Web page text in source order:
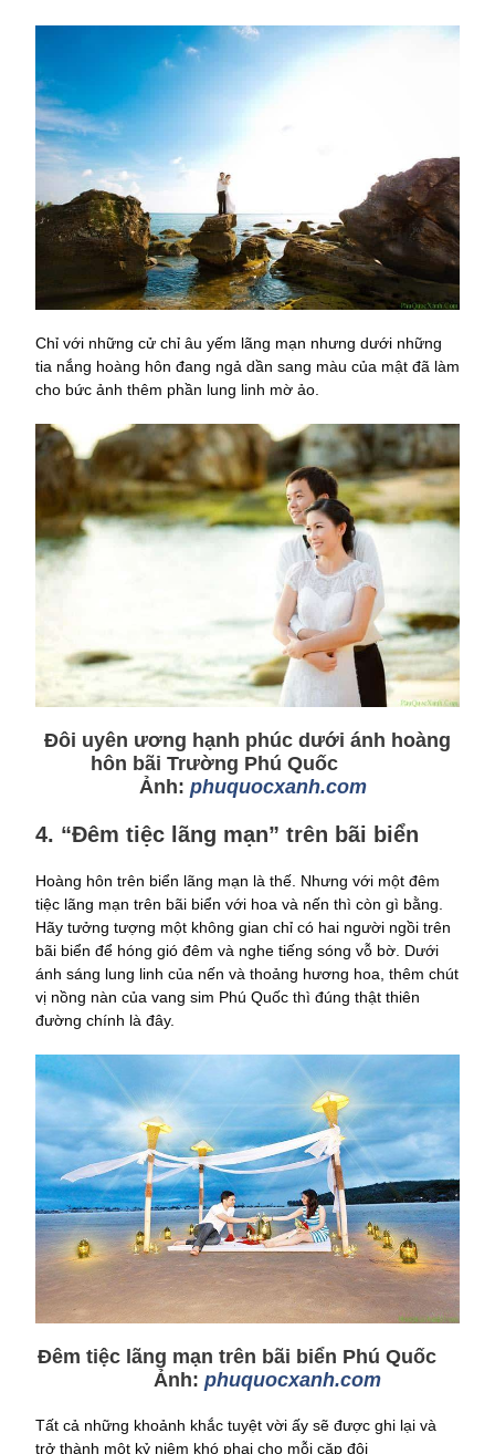
Chỉ với những cử chỉ âu yếm lãng mạn nhưng dưới những
tia nắng hoàng hôn đang ngả dần sang màu của mật đã làm
cho bức ảnh thêm phần lung linh mờ ảo.
Đôi uyên ương hạnh phúc dưới ánh hoàng
hôn bãi Trường Phú Quốc
Ảnh: phuquocxanh.com
4. “Đêm tiệc lãng mạn” trên bãi biển
Hoàng hôn trên biển lãng mạn là thế. Nhưng với một đêm
tiệc lãng mạn trên bãi biển với hoa và nến thì còn gì bằng.
Hãy tưởng tượng một không gian chỉ có hai người ngồi trên
bãi biển để hóng gió đêm và nghe tiếng sóng vỗ bờ. Dưới
ánh sáng lung linh của nến và thoảng hương hoa, thêm chút
vị nồng nàn của vang sim Phú Quốc thì đúng thật thiên
đường chính là đây.
Đêm tiệc lãng mạn trên bãi biển Phú Quốc
Ảnh: phuquocxanh.com
Tất cả những khoảnh khắc tuyệt vời ấy sẽ được ghi lại và
trở thành một kỷ niệm khó phai cho mỗi cặp đôi